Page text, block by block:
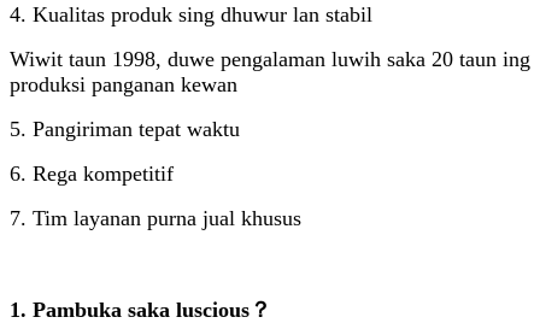
4. Kualitas produk sing dhuwur lan stabil
Wiwit taun 1998, duwe pengalaman luwih saka 20 taun ing
produksi panganan kewan
5. Pangiriman tepat waktu
6. Rega kompetitif
7. Tim layanan purna jual khusus
1. Pambuka saka luscious？